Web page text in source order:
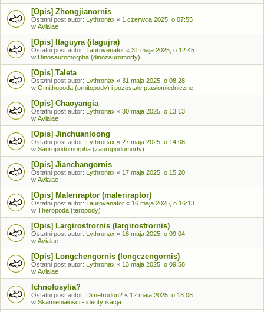
[Opis] Zhongjianornis
Ostatni post autor: Lythronax « 1 czerwca 2025, o 07:55
w Avialae
[Opis] Itaguyra (itagujra)
Ostatni post autor: Taurovenator « 31 maja 2025, o 12:45
w Dinosauromorpha (dinozauromorfy)
[Opis] Taleta
Ostatni post autor: Lythronax « 31 maja 2025, o 08:28
w Ornithopoda (ornitopody) i pozostałe ptasiomiedniczne
[Opis] Chaoyangia
Ostatni post autor: Lythronax « 30 maja 2025, o 13:13
w Avialae
[Opis] Jinchuanloong
Ostatni post autor: Lythronax « 27 maja 2025, o 14:08
w Sauropodomorpha (zauropodomorfy)
[Opis] Jianchangornis
Ostatni post autor: Lythronax « 17 maja 2025, o 15:20
w Avialae
[Opis] Maleriraptor (maleriraptor)
Ostatni post autor: Taurovenator « 16 maja 2025, o 16:13
w Theropoda (teropody)
[Opis] Largirostrornis (largirostrornis)
Ostatni post autor: Lythronax « 16 maja 2025, o 09:04
w Avialae
[Opis] Longchengornis (longczengornis)
Ostatni post autor: Lythronax « 13 maja 2025, o 09:58
w Avialae
Ichnofosylia?
Ostatni post autor: Dimetrodon2 « 12 maja 2025, o 18:08
w Skamieniałości - identyfikacja